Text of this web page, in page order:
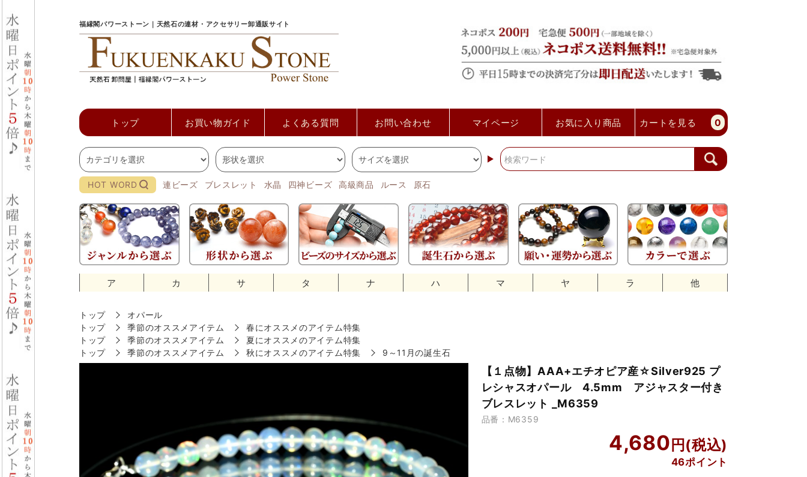
福縁閣パワーストーン｜天然石の連材・アクセサリー卸通販サイト
トップ お買い物ガイド よくある質問 お問い合わせ マイページ お気に入り商品 カートを見る 0
HOT WORD 連ビーズ ブレスレット 水晶 四神ビーズ 高級商品 ルース 原石
ア カ サ タ ナ ハ マ ヤ ラ 他
トップ
オパール
トップ
季節のオススメアイテム
春にオススメのアイテム特集
トップ
季節のオススメアイテム
夏にオススメのアイテム特集
トップ
季節のオススメアイテム 秋にオススメのアイテム特集 9～11月の誕生石
【１点物】AAA+エチオピア産☆Silver925 プ
レシャスオパール 4.5mm アジャスター付き
ブレスレット _M6359
品番：M6359
4,680
46ポイント